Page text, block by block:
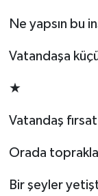
Ne yapsın bu
Vatandaşa
★
Vatandaş
Orada
Bir şeyler